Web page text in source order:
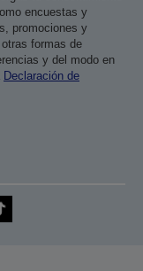
encuestas y
promociones y
formas de
y del modo en
Declaración de